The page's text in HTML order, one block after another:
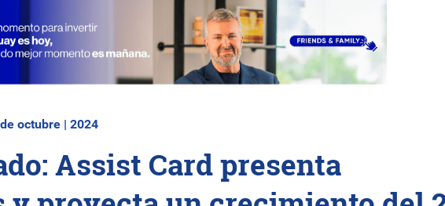
octubre | 2024
Assist Card presenta